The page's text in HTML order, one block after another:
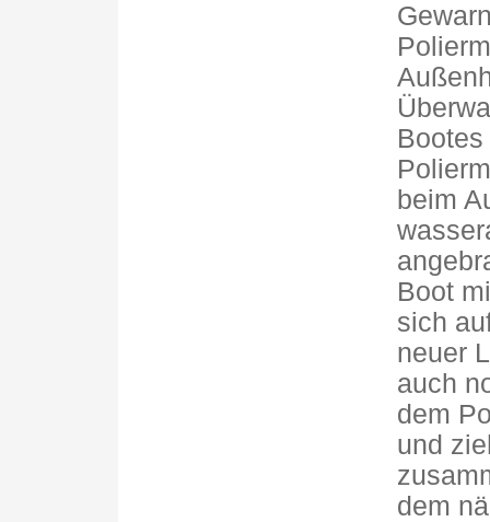
beim
Boot
sich
neuer
auch
dem
und
dem